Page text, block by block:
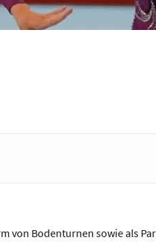
von Bodenturnen sowie als